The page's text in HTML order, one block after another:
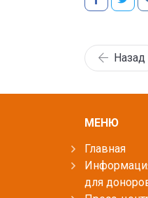
Назад
МЕНЮ
Главная
для